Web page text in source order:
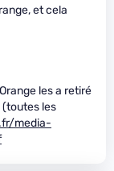
et cela
les a retiré
les
media-